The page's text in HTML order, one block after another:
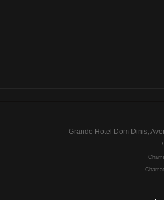
Grande Hotel Dom Dinis,